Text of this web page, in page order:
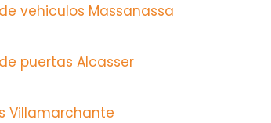
vehiculos Massanassa
puertas Alcasser
Villamarchante